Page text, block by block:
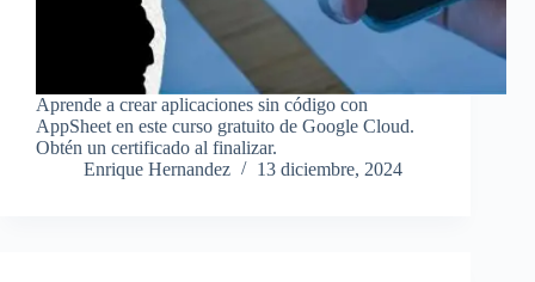
Aprende a crear aplicaciones sin código con
AppSheet en este curso gratuito de Google Cloud.
Obtén un certificado al finalizar.
Enrique Hernandez
13 diciembre, 2024